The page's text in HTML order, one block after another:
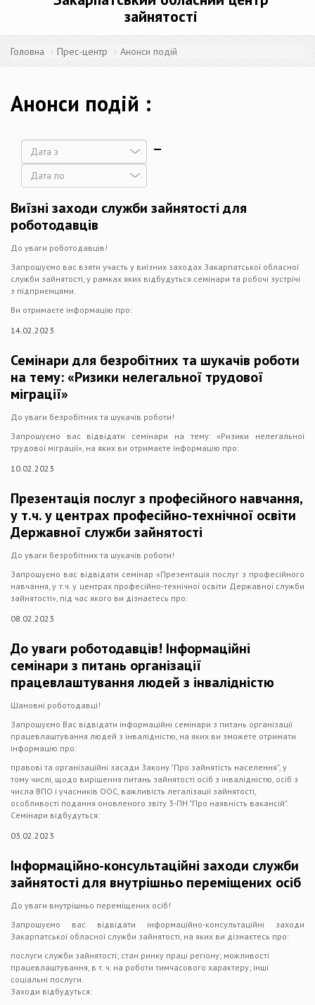
зайнятості
Головна Прес-центр Анонси подій
Анонси подій
Дата
Виїзні заходи служби зайнятості для
роботодавців
До уваги роботодавців!
Запрошуємо вас взяти участь у виїзних заходах Закарпатської обласної
служби зайнятості, у рамках яких відбудуться семінари та робочі зустрічі
з підприємцями.
Ви отримаєте інформацію про:
14.02.2023
Семінари для безробітних та шукачів роботи
на тему: «Ризики нелегальної трудової
міграції»
До уваги безробітних та шукачів роботи!
Запрошуємо вас відвідати семінари на тему: «Ризики нелегальної
трудової міграції», на яких ви отримаєте інформацію про:
10.02.2023
Презентація послуг з професійного навчання,
у т.ч. у центрах професійно-технічної освіти
Державної служби зайнятості
До уваги безробітних та шукачів роботи!
Запрошуємо вас відвідати семінар «Презентація послуг з професійного
навчання, у т.ч. у центрах професійно-технічної освіти Державної служби
зайнятості», під час якого ви дізнаєтесь про:
08.02.2023
До уваги роботодавців! Інформаційні
семінари з питань організації
працевлаштування людей з інвалідністю
Шановні роботодавці!
Запрошуємо Вас відвідати інформаційні семінари з питань організації
працевлаштування людей з інвалідністю, на яких ви зможете отримати
інформацію про:
правові та організаційні засади Закону "Про зайнятість населення", у
тому числі, щодо вирішення питань зайнятості осіб з інвалідністю, осіб з
числа ВПО і учасників ООС, важливість легалізації зайнятості,
особливості подання оновленого звіту 3-ПН "Про наявність вакансій".
Семінари відбудуться:
03.02.2023
Інформаційно-консультаційні заходи служби
зайнятості для внутрішньо переміщених осіб
До уваги внутрішньо переміщених осіб!
Запрошуємо вас відвідати інформаційно-консультаційні заходи
Закарпатської обласної служби зайнятості, на яких ви дізнаєтесь про:
послуги служби зайнятості; стан ринку праці регіону; можливості
працевлаштування, в т. ч. на роботи тимчасового характеру; інші
соціальні послуги.
Заходи відбудуться: